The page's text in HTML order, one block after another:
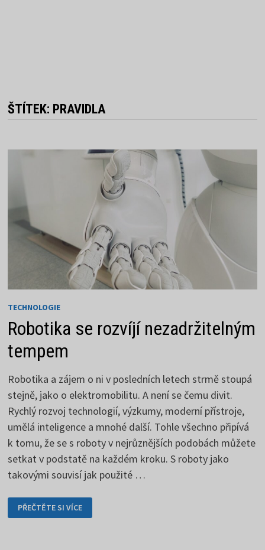
ŠTÍTEK: PRAVIDLA
TECHNOLOGIE
Robotika se rozvíjí nezadržitelným
tempem
Robotika a zájem o ni v posledních letech strmě stoupá
stejně, jako o elektromobilitu. A není se čemu divit.
Rychlý rozvoj technologií, výzkumy, moderní přístroje,
umělá inteligence a mnohé další. Tohle všechno připívá
k tomu, že se s roboty v nejrůznějších podobách můžete
setkat v podstatě na každém kroku. S roboty jako
takovými souvisí jak použité …
ROBOTIKA
SE
ROZVÍJÍ
PŘEČTĚTE SI VÍCE